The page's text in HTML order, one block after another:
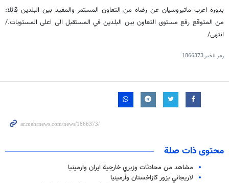
بدوره اعرب ماتيروسيان عن رضاه من التعاون المستمر والمفيد بين البلدين قائلا:
من المتوقع رفع مستوى التعاون بين البلدين في المستقبل الى اعلى المستويات./
انتهى/
رمز الخبر1866373
محتوى ذات صلة
مشاهد من محادثات وزيري خارجية ايران وارمينيا
لاريجاني يزور كازاخستان وأرمينيا